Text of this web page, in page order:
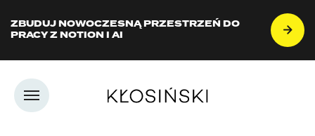
ZBUDUJ NOWOCZESNĄ PRZESTRZEŃ DO
PRACY Z NOTION I AI